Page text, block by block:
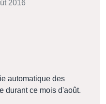
2016
automatique des
durant ce mois d'août.